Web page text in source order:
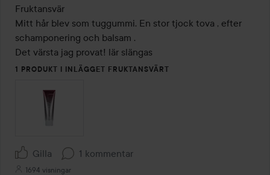
av
5
Fruktansvär
Mitt hår blev som tuggummi. En stor tjock tova , efter
schamponering och balsam .
Det värsta jag provat! lär slängas
1 PRODUKT I INLÄGGET FRUKTANSVÄRT
Gilla 1 kommentar
1694 visningar